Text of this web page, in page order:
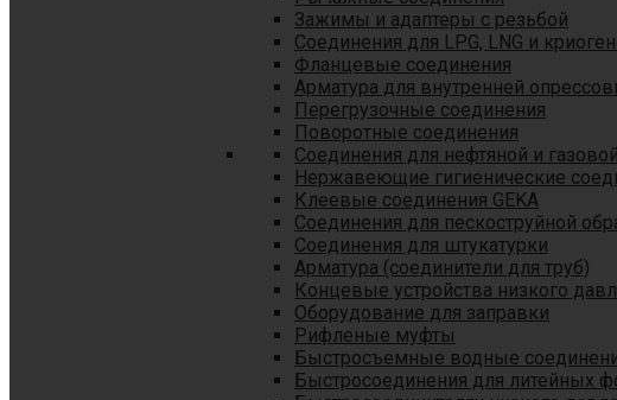
Зажимы и адаптеры с резьбой
Соединения для LPG, LNG и
Фланцевые соединения
Арматура для внутренней
Перегрузочные соединения
Поворотные соединения
Соединения для нефтяной и
Нержавеющие гигиенические
Клеевые соединения GEKA
Соединения для пескоструйной
Cоединения для штукатурки
Арматура (соединители для труб)
Концевые устройства низкого
Оборудование для заправки
Рифленые муфты
Быстросъемные водные
Быстросоединения для литейных